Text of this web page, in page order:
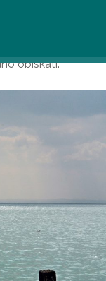
obiskati.